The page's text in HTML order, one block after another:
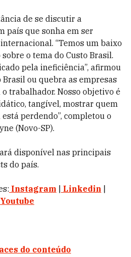
de se discutir a
país que sonha em ser
“Temos um baixo
o tema do Custo Brasil.
pela ineficiência”, afirmou
Brasil ou quebra as empresas
trabalhador. Nosso objetivo é
tangível, mostrar quem
perdendo”, completou o
(Novo-SP).
disponível nas principais
do país.
Instagram Linkedin
Youtube
do conteúdo